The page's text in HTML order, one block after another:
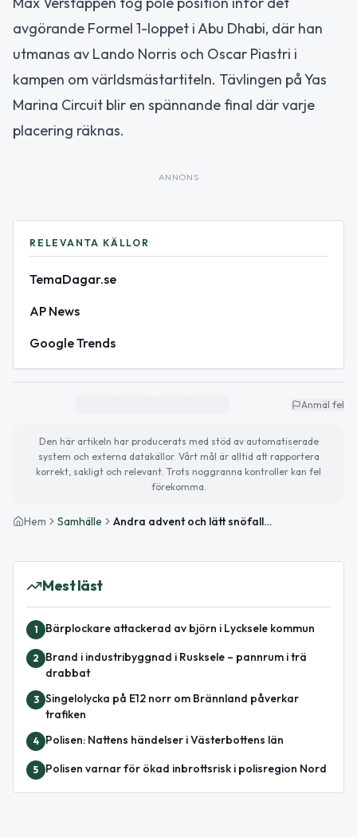
avgörande Formel 1-loppet i Abu Dhabi, där han
utmanas av Lando Norris och Oscar Piastri i
kampen om världsmästartiteln. Tävlingen på Yas
Marina Circuit blir en spännande final där varje
placering räknas.
ANNONS
RELEVANTA KÄLLOR
TemaDagar.se
AP News
Google Trends
Anmäl fel
Den här artikeln har producerats med stöd av automatiserade
system och externa datakällor. Vårt mål är alltid att rapportera
korrekt, sakligt och relevant. Trots noggranna kontroller kan fel
förekomma.
Hem Samhälle Andra advent och lätt snöfall i Lycksele – viktiga nyheter och evenemang
Mest läst
1 Bärplockare attackerad av björn i Lycksele kommun
2
Brand i industribyggnad i Rusksele – pannrum i trä
drabbat
3 Singelolycka på E12 norr om Brännland påverkar
trafiken
4 Polisen: Nattens händelser i Västerbottens län
5 Polisen varnar för ökad inbrottsrisk i polisregion Nord